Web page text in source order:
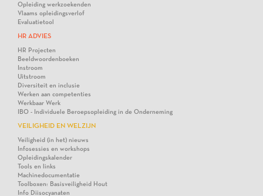
Opleiding werkzoekenden
Vlaams opleidingsverlof
Evaluatietool
HR ADVIES
HR Projecten
Beeldwoordenboeken
Instroom
Uitstroom
Diversiteit en inclusie
Werken aan competenties
Werkbaar Werk
IBO - Individuele Beroepsopleiding in de Onderneming
VEILIGHEID EN WELZIJN
Veiligheid (in het) nieuws
Infosessies en workshops
Opleidingskalender
Tools en links
Machinedocumentatie
Toolboxen: Basisveiligheid Hout
Info Diisocyanaten